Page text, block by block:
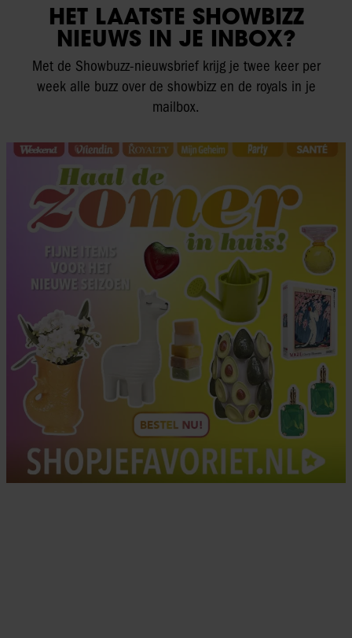
HET LAATSTE SHOWBIZZ
NIEUWS IN JE INBOX?
Met de Showbuzz-nieuwsbrief krijg je twee keer per
week alle buzz over de showbizz en de royals in je
mailbox.